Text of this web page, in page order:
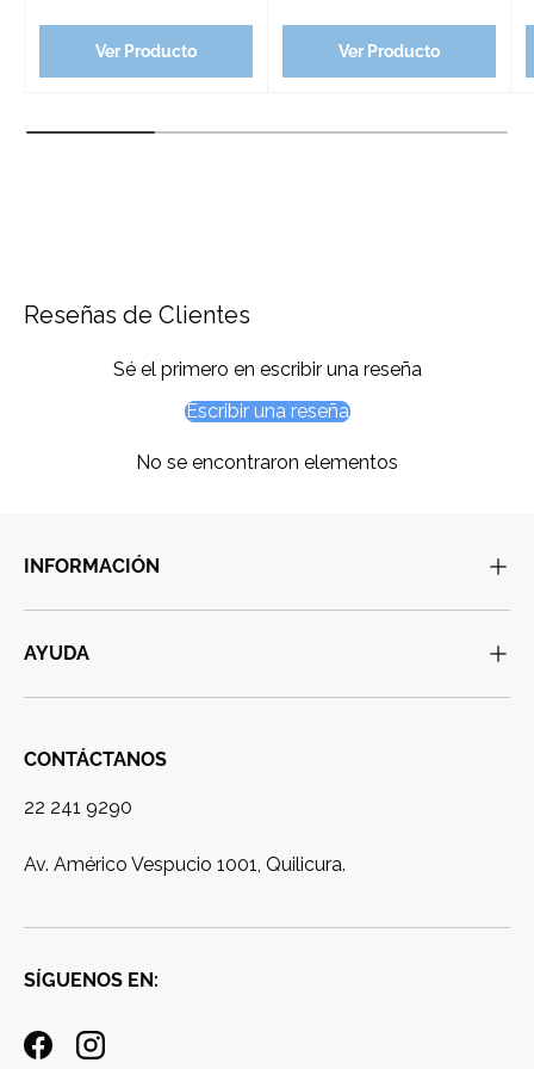
Ver Producto Ver Producto
Reseñas de Clientes
Sé el primero en escribir una reseña
Escribir una reseña
No se encontraron elementos
INFORMACIÓN
AYUDA
CONTÁCTANOS
22 241 9290
Av. Américo Vespucio 1001, Quilicura.
SÍGUENOS EN:
FacebookInstagram